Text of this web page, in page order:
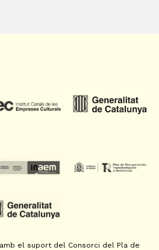
el suport del Consorci del Pla de